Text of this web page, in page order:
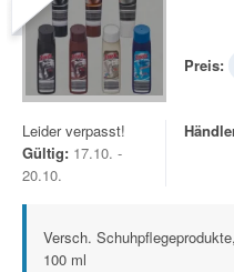
Preis:
Leider verpasst!
Gültig: 17.10. -
20.10.
Versch.
100 ml